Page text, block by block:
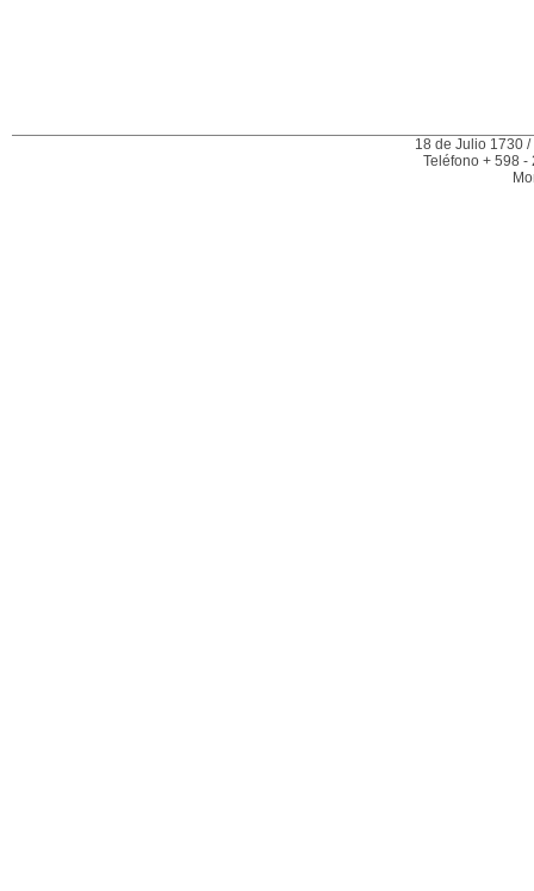
18 de Julio 1730
Teléfono + 598 -